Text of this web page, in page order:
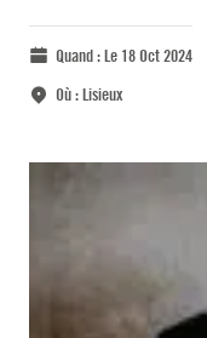
Quand :Le 18 Oct 2024
Où :Lisieux